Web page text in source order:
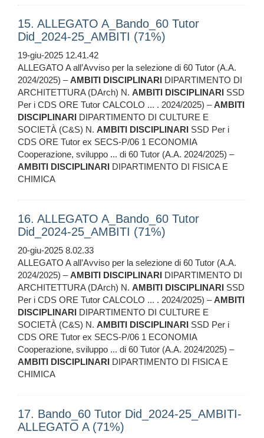
15. ALLEGATO A_Bando_60 Tutor
Did_2024-25_AMBITI (71%)
19-giu-2025 12.41.42
ALLEGATO A all’Avviso per la selezione di 60 Tutor (A.A.
2024/2025) –AMBITI DISCIPLINARI DIPARTIMENTO DI
ARCHITETTURA (DArch) N. AMBITI DISCIPLINARI SSD
Per i CDS ORE Tutor CALCOLO ... . 2024/2025) –AMBITI
DISCIPLINARI DIPARTIMENTO DI CULTURE E
SOCIETÀ (C&S) N. AMBITI DISCIPLINARI SSD Per i
CDS ORE Tutor ex SECS-P/06 1 ECONOMIA
Cooperazione, sviluppo ... di 60 Tutor (A.A. 2024/2025) –
AMBITI DISCIPLINARI DIPARTIMENTO DI FISICA E
CHIMICA
16. ALLEGATO A_Bando_60 Tutor
Did_2024-25_AMBITI (71%)
20-giu-2025 8.02.33
ALLEGATO A all’Avviso per la selezione di 60 Tutor (A.A.
2024/2025) –AMBITI DISCIPLINARI DIPARTIMENTO DI
ARCHITETTURA (DArch) N. AMBITI DISCIPLINARI SSD
Per i CDS ORE Tutor CALCOLO ... . 2024/2025) –AMBITI
DISCIPLINARI DIPARTIMENTO DI CULTURE E
SOCIETÀ (C&S) N. AMBITI DISCIPLINARI SSD Per i
CDS ORE Tutor ex SECS-P/06 1 ECONOMIA
Cooperazione, sviluppo ... di 60 Tutor (A.A. 2024/2025) –
AMBITI DISCIPLINARI DIPARTIMENTO DI FISICA E
CHIMICA
17. Bando_60 Tutor Did_2024-25_AMBITI-
ALLEGATO A (71%)